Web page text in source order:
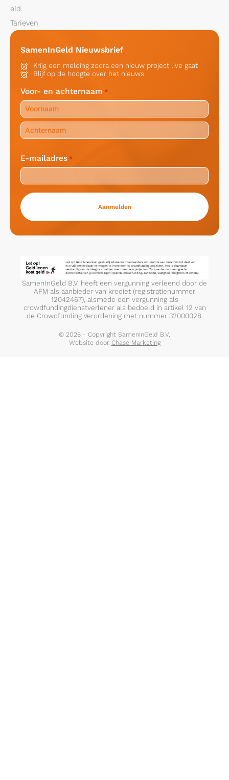
eid
Tarieven
SamenInGeld Nieuwsbrief
Krijg een melding zodra een nieuw project live gaat
Blijf op de hoogte over het nieuws
Voor- en achternaam *
Voornaam
Achternaam
E-mailadres *
SamenInGeld B.V. heeft een vergunning verleend door de
AFM als aanbieder van krediet (registratienummer
12042467), alsmede een vergunning als
crowdfundingdienstverlener als bedoeld in artikel 12 van
de Crowdfunding Verordening met nummer 32000028.
© 2026 - Copyright SamenInGeld B.V.
Website door Chase Marketing